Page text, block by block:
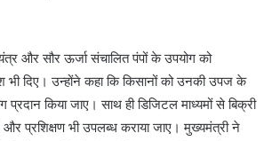
और सौर ऊर्जा संचालित पंपों के उपयोग को
भी दिए। उन्होंने कहा कि किसानों को उनकी उपज के
किया जाए। साथ ही डिजिटल माध्यमों से बिक्री
प्रशिक्षण भी उपलब्ध कराया जाए। मुख्यमंत्री ने